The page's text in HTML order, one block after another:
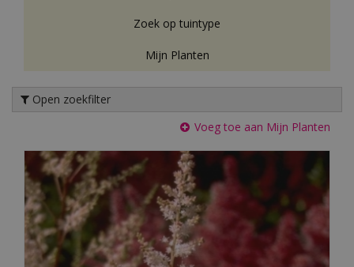
Zoek op tuintype
Mijn Planten
Open zoekfilter
Voeg toe aan Mijn Planten